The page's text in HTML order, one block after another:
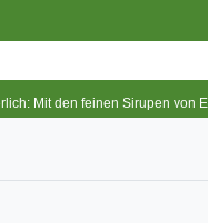
Sirupen von Eyguebelle entstehen erfrischende Cocktails und